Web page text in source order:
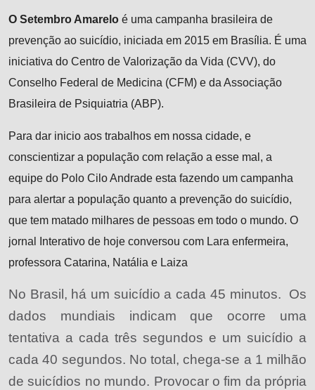
O Setembro Amarelo é uma campanha brasileira de
prevenção ao suicídio, iniciada em 2015 em Brasília. É uma
iniciativa do Centro de Valorização da Vida (CVV), do
Conselho Federal de Medicina (CFM) e da Associação
Brasileira de Psiquiatria (ABP).
Para dar inicio aos trabalhos em nossa cidade, e
conscientizar a população com relação a esse mal, a
equipe do Polo Cilo Andrade esta fazendo um campanha
para alertar a população quanto a prevenção do suicídio,
que tem matado milhares de pessoas em todo o mundo. O
jornal Interativo de hoje conversou com Lara enfermeira,
professora Catarina, Natália e Laiza
No Brasil, há um suicídio a cada 45 minutos. Os
dados mundiais indicam que ocorre uma
tentativa a cada três segundos e um suicídio a
cada 40 segundos. No total, chega-se a 1 milhão
de suicídios no mundo. Provocar o fim da própria